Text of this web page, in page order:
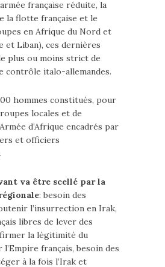
française réduite, la
la flotte française et le
en Afrique du Nord et
et Liban), ces dernières
plus ou moins strict de
contrôle italo-allemandes.
hommes constitués, pour
locales et de
d’Afrique encadrés par
et officiers
va être scellé par la
: besoin des
l’insurrection en Irak,
libres de lever des
la légitimité du
français, besoin des
à la fois l’Irak et